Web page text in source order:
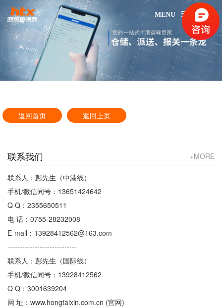
MENU
返回首页 返回上页
+MORE
联系我们
联系人：彭先生（中港线）
手机/微信同号：13651424642
Q Q：2355650511
电 话：0755-28232008
E-mail：13928412562@163.com
----------------------------
联系人：彭先生（国际线）
手机/微信同号：13928412562
Q Q：3001639204
网 址：www.hongtaixin.com.cn (官网)